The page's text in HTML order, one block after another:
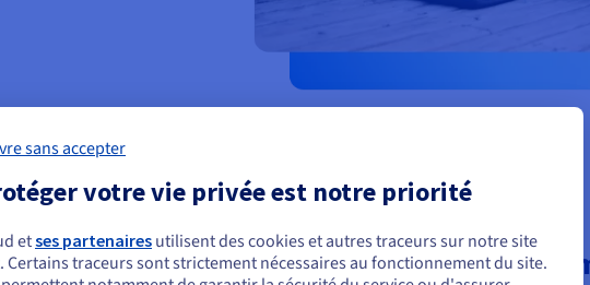
Créez vos sites CV
semblez être localisé en États-Unis.
sans accepter
votre vie privée est notre priorité
etses partenaires utilisent des cookies et autres traceurs sur notre site
Certains traceurs sont strictement nécessaires au fonctionnement du site.